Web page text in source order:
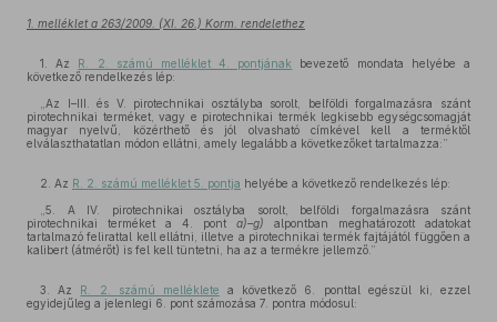
1. melléklet a 263/2009. (XI. 26.) Korm. rendelethez
1. Az R. 2. számú melléklet 4. pontjának
bevezető mondata helyébe a
következő rendelkezés lép:
„Az I–III. és V. pirotechnikai osztályba sorolt, belföldi forgalmazásra szánt
pirotechnikai terméket, vagy e pirotechnikai termék legkisebb egységcsomagját
magyar nyelvű, közérthető és jól olvasható címkével kell a terméktől
elválaszthatatlan módon ellátni, amely legalább a következőket tartalmazza:”
2. Az R. 2. számú melléklet 5. pontja helyébe a következő rendelkezés lép:
„5. A IV. pirotechnikai osztályba sorolt, belföldi forgalmazásra szánt
pirotechnikai terméket a 4. pont a)–g) alpontban meghatározott adatokat
tartalmazó felirattal kell ellátni, illetve a pirotechnikai termék fajtájától függően a
kalibert (átmérőt) is fel kell tüntetni, ha az a termékre jellemző.”
3. Az R. 2. számú melléklete a következő 6. ponttal egészül ki, ezzel
egyidejűleg a jelenlegi 6. pont számozása 7. pontra módosul: